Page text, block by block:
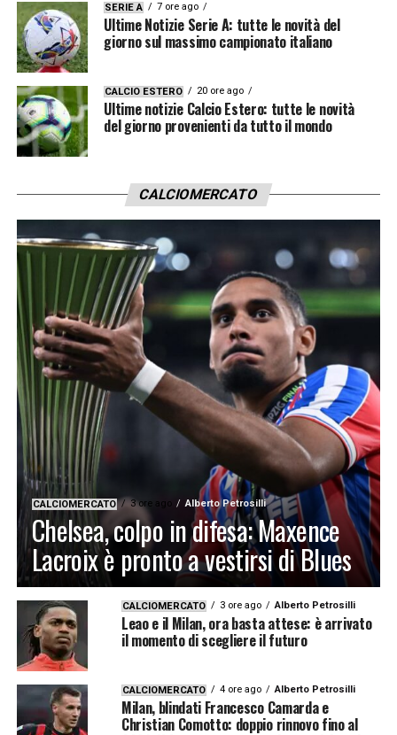
SERIE A 7 ore ago
Ultime Notizie Serie A: tutte le novità del
giorno sul massimo campionato italiano
CALCIO ESTERO 20 ore ago
Ultime notizie Calcio Estero: tutte le novità
del giorno provenienti da tutto il mondo
CALCIOMERCATO
CALCIOMERCATO 3 ore ago Alberto Petrosilli
Chelsea, colpo in difesa: Maxence
Lacroix è pronto a vestirsi di Blues
CALCIOMERCATO 3 ore ago Alberto Petrosilli
Leao e il Milan, ora basta attese: è arrivato
il momento di scegliere il futuro
CALCIOMERCATO 4 ore ago Alberto Petrosilli
Milan, blindati Francesco Camarda e
Christian Comotto: doppio rinnovo fino al